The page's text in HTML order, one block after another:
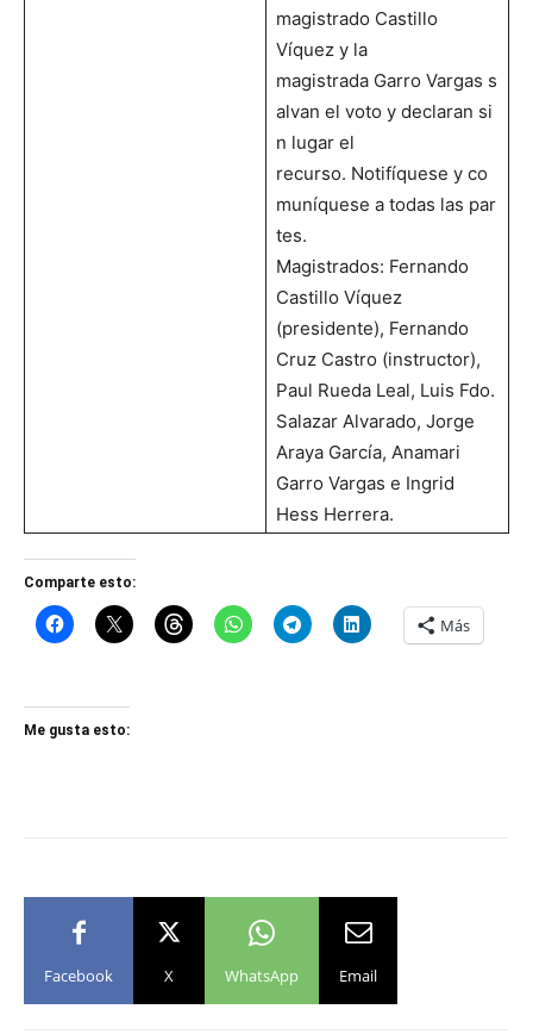
magistrado Castillo
Víquez y la
magistrada Garro Vargas s
alvan el voto y declaran si
n lugar el
recurso. Notifíquese y co
muníquese a todas las par
tes.
Magistrados: Fernando
Castillo Víquez
(presidente), Fernando
Cruz Castro (instructor),
Paul Rueda Leal, Luis Fdo.
Salazar Alvarado, Jorge
Araya García, Anamari
Garro Vargas e Ingrid
Hess Herrera.
Comparte esto:
Más
Me gusta esto:
Facebook X WhatsApp Email